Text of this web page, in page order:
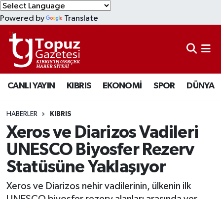
Powered by Translate
CANLI YAYIN KIBRIS EKONOMİ SPOR DÜNYA
HABERLER KIBRIS
Xeros ve Diarizos Vadileri
UNESCO Biyosfer Rezerv
Statüsüne Yaklaşıyor
Xeros ve Diarizos nehir vadilerinin, ülkenin ilk
KIBRIS
DÜNYA
EKONOMİ
MAGAZİN
SAĞLIK
SPOR
TEKNOLOJİ
Lefkoşa Nöbetçi Eczaneler
Lefkoşa Hava Durumu
Lefkoşa Trafik Yoğunluk Haritası
Süper Lig Puan Durumu ve Fikstür
Tüm Manşetler
Son Dakika Haberleri
Haber Arşivi